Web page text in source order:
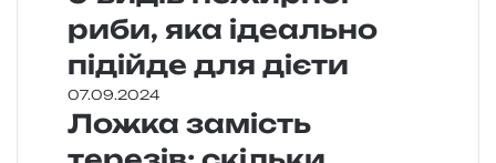
риби, яка ідеально
підійде для дієти
07.09.2024
Ложка замість